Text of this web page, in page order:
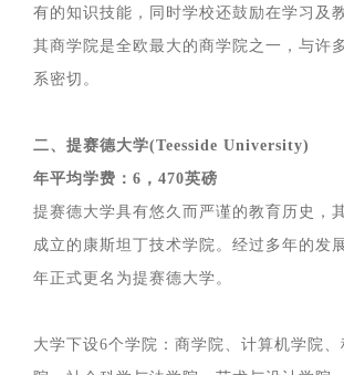
有的知识技能，同时学校还鼓励在学习及
其商学院是全欧最大的商学院之一，与许
系密切。
二、提赛德大学(Teesside University)
年平均学费：6，470英磅
提赛德大学具有悠久而严谨的教育历史，
成立的康斯坦丁技术学院。经过多年的发
年正式更名为提赛德大学。
大学下设6个学院：商学院、计算机学院